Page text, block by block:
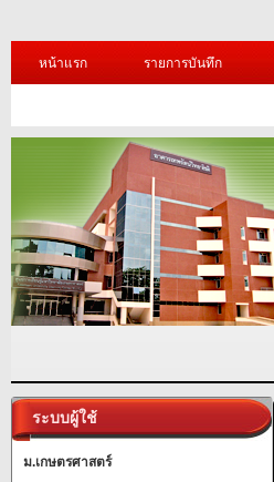
หน้าแรก รายการบันทึก
ระบบผู้ใช้
ม.เกษตรศาสตร์